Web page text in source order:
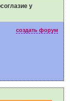
у
создать форум